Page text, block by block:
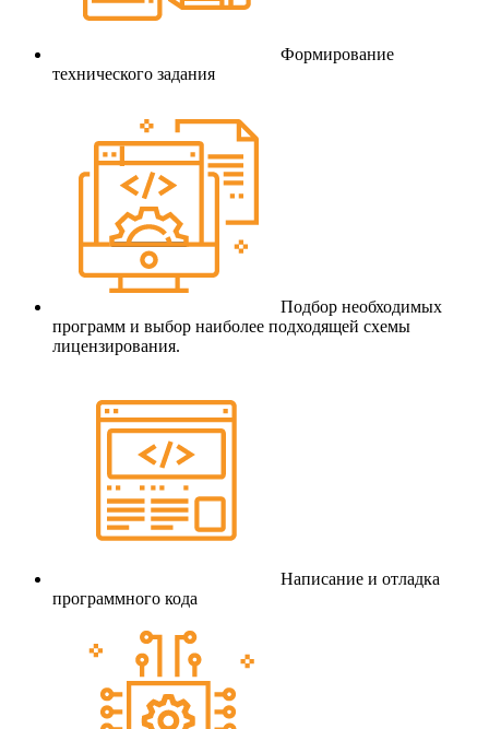
Формирование
технического задания
Подбор необходимых
программ и выбор наиболее подходящей схемы
лицензирования.
Написание и отладка
программного кода